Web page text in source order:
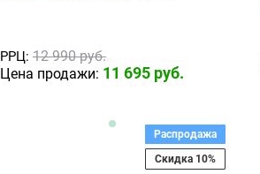
РРЦ: 12 990 руб.
Цена продажи: 11 695 руб.
Распродажа
Скидка 10%